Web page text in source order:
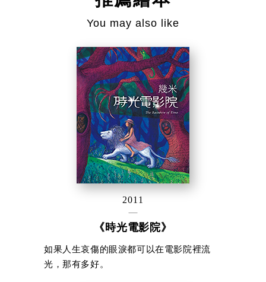
You may also like
2011
《時光電影院》
如果人生哀傷的眼淚都可以在電影院裡流
光，那有多好。